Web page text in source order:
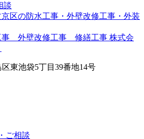
談
事 外壁改修工事 修繕工事 株式会
東池袋5丁目39番地14号
ご相談